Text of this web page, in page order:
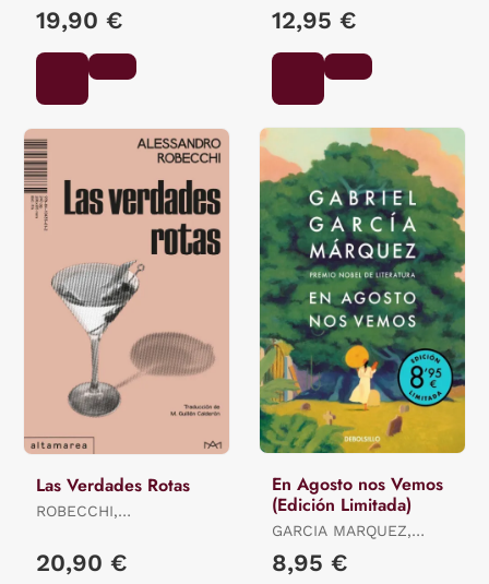
19,90 € 12,95 €
Las Verdades Rotas
ROBECCHI,
20,90 €
En Agosto nos Vemos
(Edición Limitada)
GARCIA MARQUEZ,
8,95 €